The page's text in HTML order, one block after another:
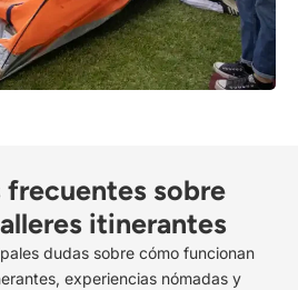
frecuentes sobre
itinerantes
dudas sobre cómo funcionan
experiencias nómadas y